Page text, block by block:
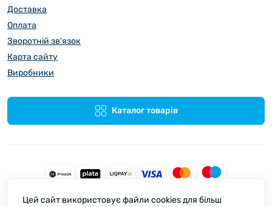
Доставка
Оплата
Зворотній зв'язок
Карта сайту
Виробники
Каталог товарів
Spata © 2026
Цей сайт використовує файли cookies для більш